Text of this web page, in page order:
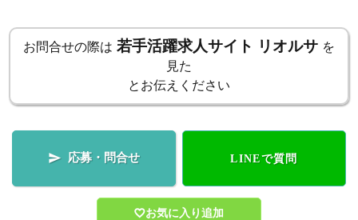
お問合せの際は 若手活躍求人サイト リオルサ を
見た
とお伝えください
 応募・問合せ LINEで質問
お気に入り追加